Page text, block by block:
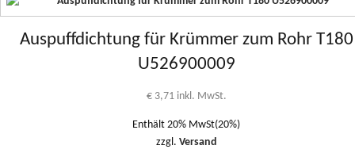
Auspuffdichtung für Krümmer zum Rohr T180
U526900009
€3,71 inkl. MwSt.
Enthält 20% MwSt(20%)
zzgl. Versand